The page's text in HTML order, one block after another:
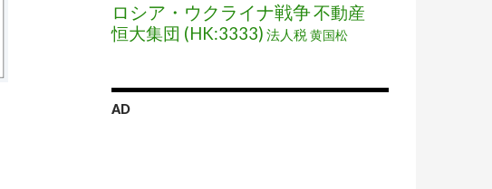
ロシア・ウクライナ戦争不動産
恒大集団 (HK:3333) 法人税黄国松
AD